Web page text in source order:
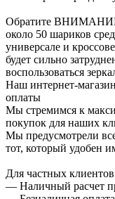
Обратите ВНИМАНИЕ!
около 50 шариков
универсале и
будет сильно
воспользоваться
Наш интернет-
оплаты
Мы стремимся к
покупок для наших
Мы предусмотрели
тот, который удобен
Для частных
— Наличный расчет